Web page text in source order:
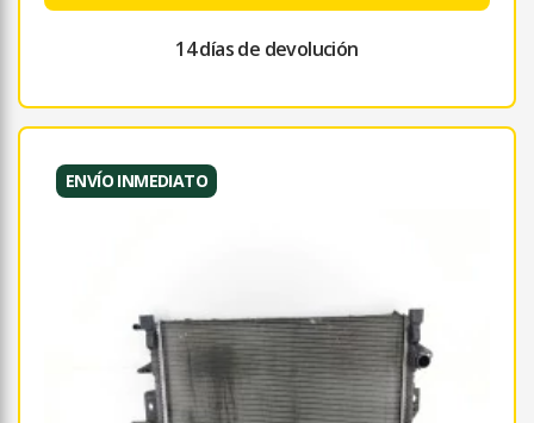
14 días de devolución
ENVÍO INMEDIATO